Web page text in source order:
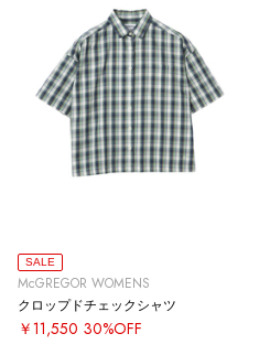
SALE
McGREGOR WOMENS
クロップドチェックシャツ
￥11,550 30%OFF